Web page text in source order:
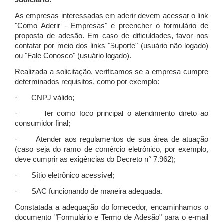
As empresas interessadas em aderir devem acessar o link
"Como Aderir - Empresas" e preencher o formulário de
proposta de adesão. Em caso de dificuldades, favor nos
contatar por meio dos links "Suporte" (usuário não logado)
ou "Fale Conosco" (usuário logado).
Realizada a solicitação, verificamos se a empresa cumpre
determinados requisitos, como por exemplo:
· CNPJ válido;
· Ter como foco principal o atendimento direto ao
consumidor final;
· Atender aos regulamentos de sua área de atuação
(caso seja do ramo de comércio eletrônico, por exemplo,
deve cumprir as exigências do Decreto n° 7.962);
· Sítio eletrônico acessível;
· SAC funcionando de maneira adequada.
Constatada a adequação do fornecedor, encaminhamos o
documento "Formulário e Termo de Adesão" para o e-mail